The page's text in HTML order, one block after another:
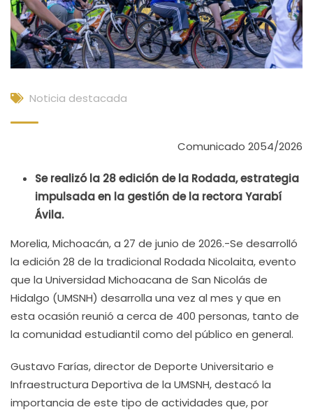
Noticia destacada
Comunicado 2054/2026
Se realizó la 28 edición de la Rodada, estrategia
impulsada en la gestión de la rectora Yarabí
Ávila.
Morelia, Michoacán, a 27 de junio de 2026.-Se desarrolló
la edición 28 de la tradicional Rodada Nicolaita, evento
que la Universidad Michoacana de San Nicolás de
Hidalgo (UMSNH) desarrolla una vez al mes y que en
esta ocasión reunió a cerca de 400 personas, tanto de
la comunidad estudiantil como del público en general.
Gustavo Farías, director de Deporte Universitario e
Infraestructura Deportiva de la UMSNH, destacó la
importancia de este tipo de actividades que, por